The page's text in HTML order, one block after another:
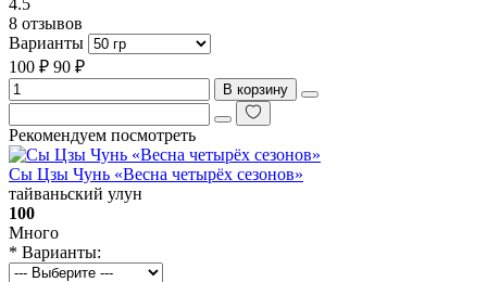
4.5
8 отзывов
Варианты
100 ₽ 90 ₽
В корзину
Рекомендуем посмотреть
Сы Цзы Чунь «Весна четырёх сезонов»
тайваньский улун
100
Много
* Варианты: